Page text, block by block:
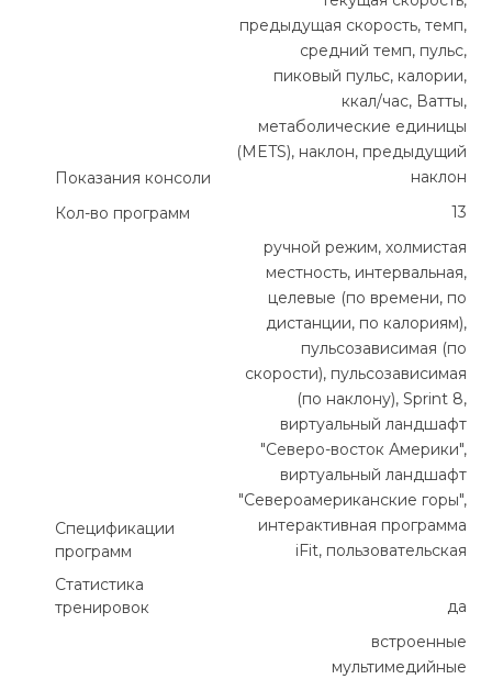
Показания консоли
предыдущая скорость, темп,
средний темп, пульс,
пиковый пульс, калории,
ккал/час, Ватты,
метаболические единицы
(METS), наклон, предыдущий
наклон
Кол-во программ
13
Спецификации
программ
ручной режим, холмистая
местность, интервальная,
целевые (по времени, по
дистанции, по калориям),
пульсозависимая (по
скорости), пульсозависимая
(по наклону), Sprint 8,
виртуальный ландшафт
"Северо-восток Америки",
виртуальный ландшафт
"Североамериканские горы",
интерактивная программа
iFit, пользовательская
Статистика
тренировок
да
встроенные
мультимедийные